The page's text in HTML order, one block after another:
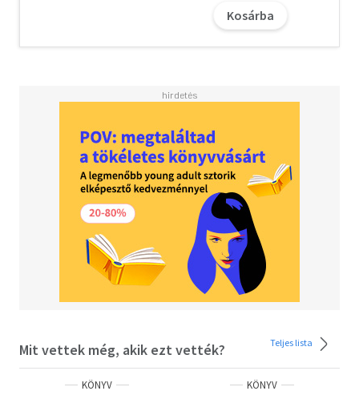
Hihetünk-e a saját szemünknek? Meddig tart a valóság, és
elnyomó rendszerek torz világának, számos, ma is égető
kérdést vet fel a hatalom és a képek, a média és az azt
fogyasztók viszonyáról.
Olvasd el mások véleményét is!
Kosárba
Mit vettek még, akik ezt vették? Teljes lista
KÖNYV KÖNYV